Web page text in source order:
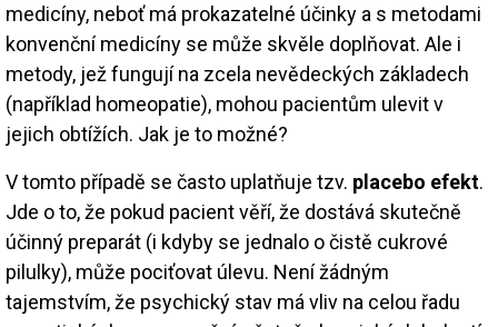
medicíny, neboť má prokazatelné účinky a s metodami
konvenční medicíny se může skvěle doplňovat. Ale i
metody, jež fungují na zcela nevědeckých základech
(například homeopatie), mohou pacientům ulevit v
jejich obtížích. Jak je to možné?
V tomto případě se často uplatňuje tzv. placebo efekt.
Jde o to, že pokud pacient věří, že dostává skutečně
účinný preparát (i kdyby se jednalo o čistě cukrové
pilulky), může pociťovat úlevu. Není žádným
tajemstvím, že psychický stav má vliv na celou řadu